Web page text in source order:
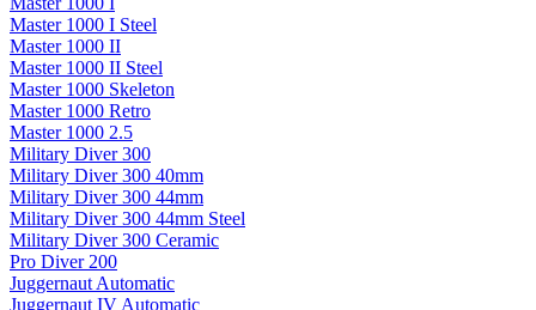
Master 1000 I Steel
Master 1000 II
Master 1000 II Steel
Master 1000 Skeleton
Master 1000 Retro
Master 1000 2.5
Military Diver 300
Military Diver 300 40mm
Military Diver 300 44mm
Military Diver 300 44mm Steel
Military Diver 300 Ceramic
Pro Diver 200
Juggernaut Automatic
Juggernaut IV Automatic